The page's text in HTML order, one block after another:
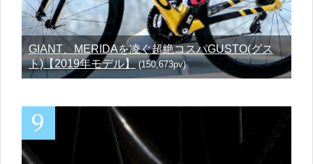
GIANT、MERIDAを凌ぐ超絶コスパGUSTO(グス
ト)【2019年モデル】(150,673pv)